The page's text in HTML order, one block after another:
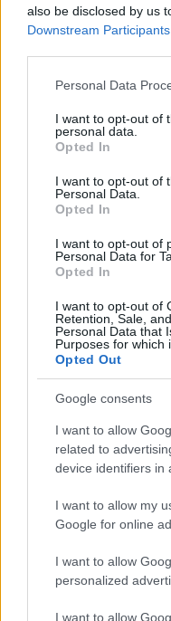
also be disclosed by us
Downstream Participants
Please note that this
not limited to your visit
grant or deny consent
use your data for below
consent section.
Personal Data
I want to opt-out of
personal data.
Opted In
I want to opt-out of
Personal Data.
Opted In
I want to opt-out of
Personal Data for
Opted In
I want to opt-out of
Retention, Sale,
Personal Data that
Purposes for which
Opted Out
Google consents
I want to allow
related to
device identifiers in
I want to allow my
Google for online
I want to allow
personalized
I want to allow
Kövess minket,
hírekről a
HÍRADÓ #VIDEÓ
HIDEG #TOP HÍREK
Népszerű